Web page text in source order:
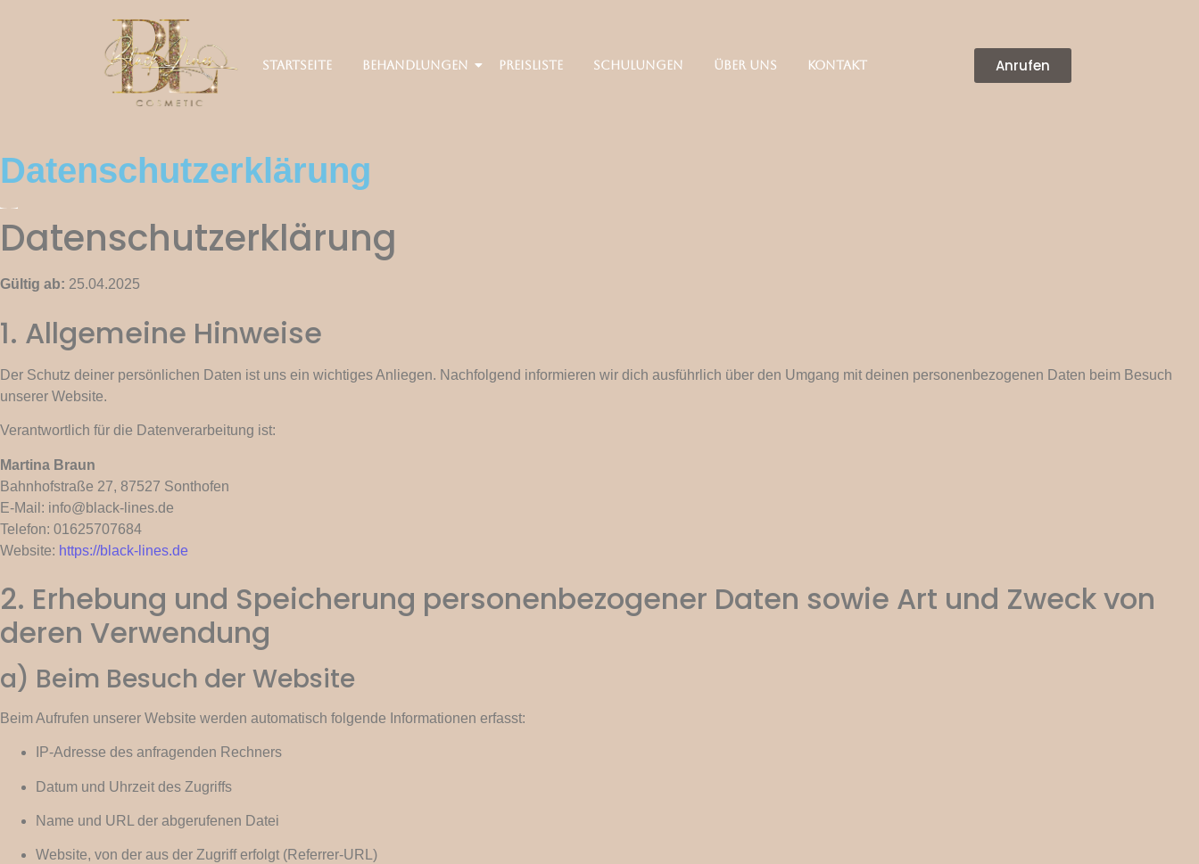
Startseite Behandlungen Preisliste Schulungen Über uns Kontakt Anrufen
Datenschutzerklärung
Datenschutzerklärung
Gültig ab: 25.04.2025
1. Allgemeine Hinweise
Der Schutz deiner persönlichen Daten ist uns ein wichtiges Anliegen. Nachfolgend informieren wir dich ausführlich über den Umgang mit deinen personenbezogenen Daten beim Besuch
unserer Website.
Verantwortlich für die Datenverarbeitung ist:
Martina Braun
Bahnhofstraße 27, 87527 Sonthofen
E-Mail: info@black-lines.de
Telefon: 01625707684
Website: https://black-lines.de
2. Erhebung und Speicherung personenbezogener Daten sowie Art und Zweck von
deren Verwendung
a) Beim Besuch der Website
Beim Aufrufen unserer Website werden automatisch folgende Informationen erfasst:
IP-Adresse des anfragenden Rechners
Datum und Uhrzeit des Zugriffs
Name und URL der abgerufenen Datei
Website, von der aus der Zugriff erfolgt (Referrer-URL)